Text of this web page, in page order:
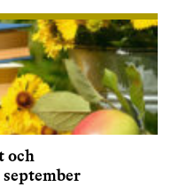
och
september